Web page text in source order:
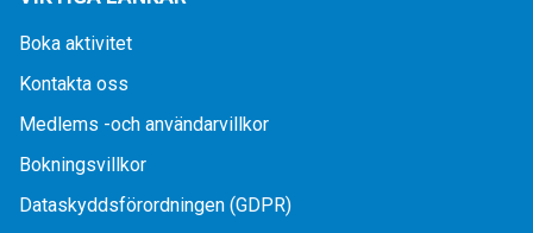
Boka aktivitet
Kontakta oss
Medlems -och användarvillkor
Bokningsvillkor
Dataskyddsförordningen (GDPR)